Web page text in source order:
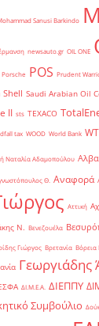
Sanusi Barkindo
newsauto.gr OIL ONE
Porsche POS Prudent
Shell Saudi Arabian Oil
II sts TEXACO
tax WOOD World Bank
Ναταλία Αδαμοπούλου
Θ. Αναφορά
Αττική
Ν. Βενεζουέλα
Γιώργος Βρετανία Βόρεια
Γεωργιάδης
ΔΙ.Μ.Ε.Α. ΔΙΕΠΠΥ
Συμβούλιο